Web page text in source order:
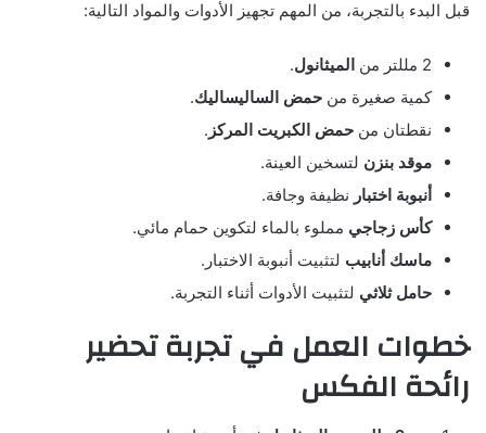
قبل البدء بالتجربة، من المهم تجهيز الأدوات والمواد التالية:
2 مللتر من الميثانول.
كمية صغيرة من حمض الساليساليك.
نقطتان من حمض الكبريت المركز .
موقد بنزن لتسخين العينة.
أنبوبة اختبار نظيفة وجافة.
كأس زجاجي مملوء بالماء لتكوين حمام مائي.
ماسك أنابيب لتثبيت أنبوبة الاختبار.
حامل ثلاثي لتثبيت الأدوات أثناء التجربة.
خطوات العمل في تجربة تحضير
رائحة الفكس